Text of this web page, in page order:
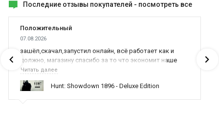
Последние отзывы покупателей - посмотреть все
Положительный
07.08.2026
зашёл,скачал,запустил онлайн, всё работает как и
должно, магазину спасибо за то что экономит наше
время,нервы и деньги, ребята вы красава оказываете
поддержку населению и походу из всех только вы и
оказываете помощь
Читать далее
Hunt: Showdown 1896 - Deluxe Edition